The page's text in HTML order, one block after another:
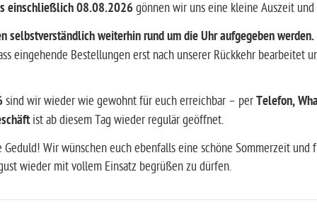
Wiederladen Literatur & andere Medien
einschließlich 08.08.2026gönnen wir uns eine kleine Auszeit
selbstverständlich weiterhin rund um die Uhr aufgegeben werden.
eingehende Bestellungen erst nach unserer Rückkehr bearbeitet
sind wir wieder wie gewohnt für euch erreichbar – perTelefon,
ist ab diesem Tag wieder regulär geöffnet.
Wir wünschen euch ebenfalls eine schöne Sommerzeit und
wieder mit vollem Einsatz begrüßen zu dürfen.